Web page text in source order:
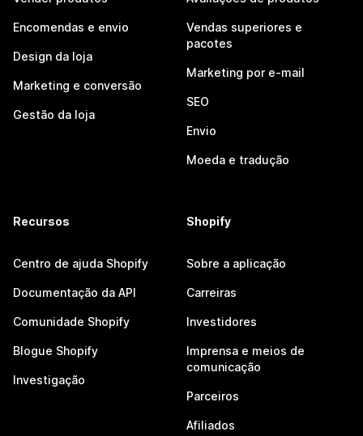
Encomendas e envio
Design da loja
Marketing e conversão
Gestão da loja
Vendas superiores e
pacotes
Marketing por e-mail
SEO
Envio
Moeda e tradução
Recursos
Centro de ajuda Shopify
Documentação da API
Comunidade Shopify
Blogue Shopify
Investigação
Shopify
Sobre a aplicação
Carreiras
Investidores
Imprensa e meios de
comunicação
Parceiros
Afiliados